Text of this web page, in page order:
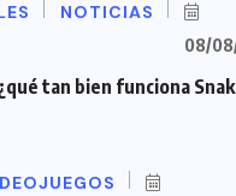
NOTICIAS
08/
tan bien funciona